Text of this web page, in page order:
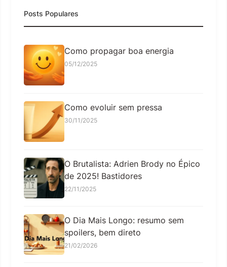
Posts Populares
Como propagar boa energia
05/12/2025
Como evoluir sem pressa
30/11/2025
O Brutalista: Adrien Brody no Épico
de 2025! Bastidores
22/11/2025
O Dia Mais Longo: resumo sem
spoilers, bem direto
21/02/2026